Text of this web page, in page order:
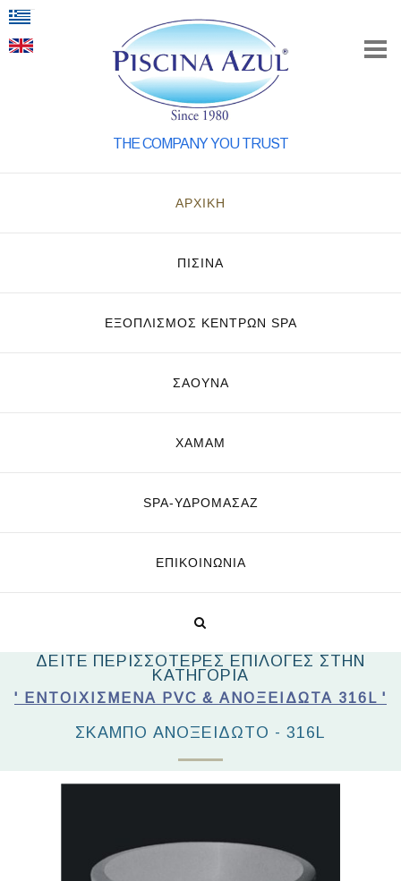
THE COMPANY YOU TRUST
ΑΡΧΙΚΗ
ΠΙΣΙΝΑ
ΕΞΟΠΛΙΣΜΌΣ ΚΈΝΤΡΩΝ SPA
ΣΑΟΥΝΑ
ΧΑΜΑΜ
SPA-ΥΔΡΟΜΑΣΆΖ
ΕΠΙΚΟΙΝΩΝΊΑ
ΔΕΙΤΕ ΠΕΡΙΣΣΟΤΕΡΕΣ ΕΠΙΛΟΓΕΣ ΣΤΗΝ
ΚΑΤΗΓΟΡΙΑ
' ΕΝΤΟΙΧΙΣΜΈΝΑ PVC & ΑΝΟΞΕΊΔΩΤΑ 316L '
ΣΚΑΜΠΌ ΑΝΟΞΕΊΔΩΤΟ - 316L